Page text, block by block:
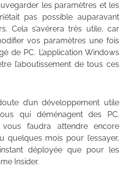
les paramètres et les
pas possible auparavant
Cela s’avérera très utile, car
vos paramètres une fois
de PC. L’application Windows
l’aboutissement de tous ces
d’un développement utile
qui déménagent des PC.
vous faudra attendre encore
quelques mois pour l’essayer,
déployée que pour les
Insider.